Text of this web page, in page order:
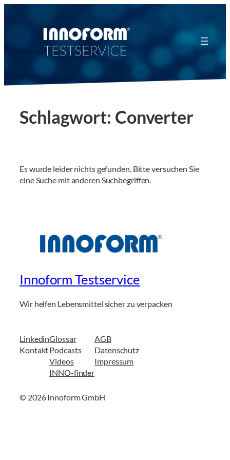
Schlagwort: Converter
Es wurde leider nichts gefunden. Bitte versuchen Sie
eine Suche mit anderen Suchbegriffen.
Innoform Testservice
Wir helfen Lebensmittel sicher zu verpacken
Linkedin
Kontakt
Glossar
Podcasts
Videos
INNO-finder
AGB
Datenschutz
Impressum
© 2026 Innoform GmbH